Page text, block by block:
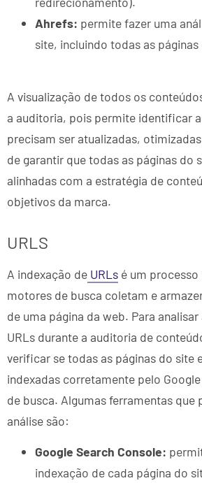
Ahrefs: permite fazer uma
site, incluindo todas as
A visualização de todos os
a auditoria, pois permite identificar
precisam ser atualizadas,
de garantir que todas as páginas do
alinhadas com a estratégia de
objetivos da marca.
URLS
A indexação de URLs é um
motores de busca coletam e
de uma página da web. Para
URLs durante a auditoria de
verificar se todas as páginas do site
indexadas corretamente pelo
de busca. Algumas ferramentas que
análise são:
Google Search Console:
indexação de cada página do